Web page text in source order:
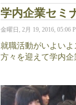
学内企業セミ
金曜日, 2月 19, 2016, 05:06
就職活動がいよい
方々を迎えて学内